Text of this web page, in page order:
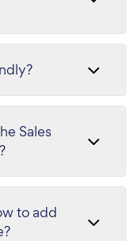
Sales
to add